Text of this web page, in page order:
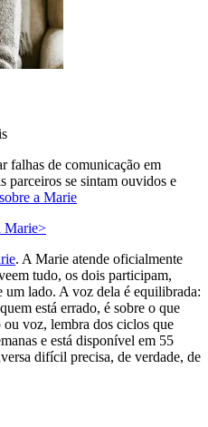
falhas de comunicação em
parceiros se sintam ouvidos e
a Marie
Marie>
. A Marie atende oficialmente
tudo, os dois participam,
um lado. A voz dela é equilibrada:
está errado, é sobre o que
voz, lembra dos ciclos que
e está disponível em 55
difícil precisa, de verdade, de